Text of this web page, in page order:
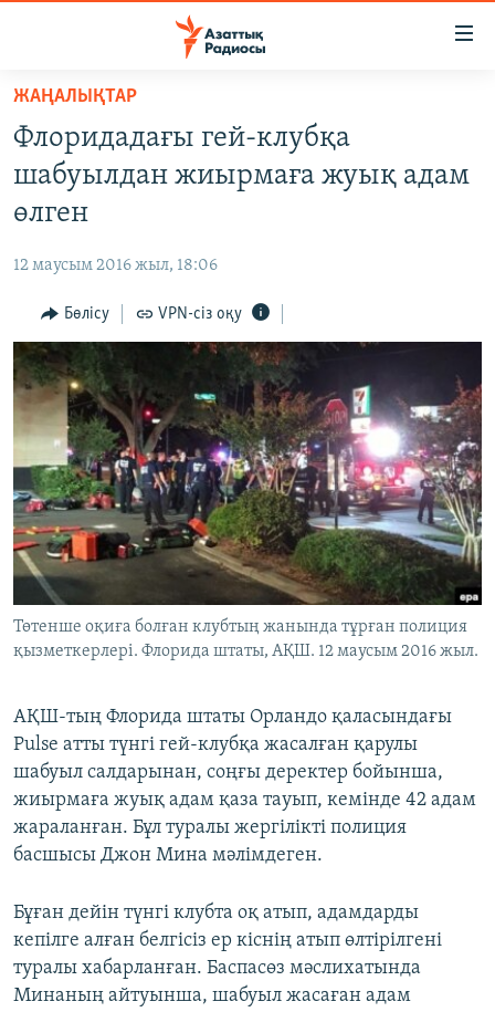
Skip
main
content
main
Navigation
to
Search
САЯСАТ
AZATTYQTV
АДАМ ҚҰҚЫҚТАРЫ
ӘЛЕУМЕТ
ӘЛЕМ
АРНАЙЫ ЖОБАЛАР
Русский
ЖАЗЫЛЫҢЫЗ
Басқа тілдерде
ЖАҢАЛЫҚТАР
Флоридадағы гей-клубқа
шабуылдан жиырмаға жуық адам
өлген
12 маусым 2016 жыл, 18:06
Бөлісу VPN-сіз оқу
Төтенше оқиға болған клубтың жанында тұрған полиция
қызметкерлері. Флорида штаты, АҚШ. 12 маусым 2016 жыл.
АҚШ-тың Флорида штаты Орландо қаласындағы
Pulse атты түнгі гей-клубқа жасалған қарулы
шабуыл салдарынан, соңғы деректер бойынша,
жиырмаға жуық адам қаза тауып, кемінде 42 адам
жараланған. Бұл туралы жергілікті полиция
басшысы Джон Мина мәлімдеген.
Бұған дейін түнгі клубта оқ атып, адамдарды
кепілге алған белгісіз ер кіснің атып өлтірілгені
туралы хабарланған. Баспасөз мәслихатында
Минаның айтуынша, шабуыл жасаған адам